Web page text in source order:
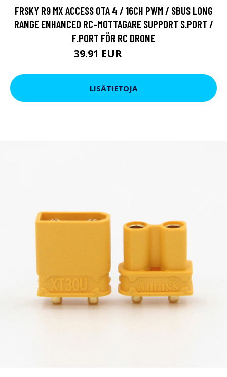
FRSKY R9 MX ACCESS OTA 4 / 16CH PWM / SBUS LONG
RANGE ENHANCED RC-MOTTAGARE SUPPORT S.PORT /
F.PORT FÖR RC DRONE
39.91 EUR
LISÄTIETOJA